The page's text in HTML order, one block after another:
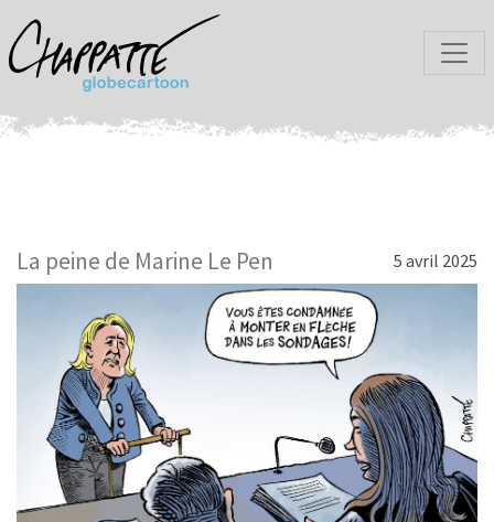
La peine de Marine Le Pen 5 avril 2025